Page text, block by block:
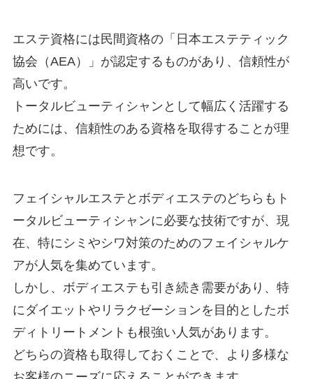
エステ資格には民間資格の「日本エステティック
協会（AEA）」が認定するものがあり、信頼性が
高いです。
トータルビューティシャンとして幅広く活躍する
ためには、信頼性のある資格を取得することが理
想です。
フェイシャルエステとボディエステのどちらもト
ータルビューティシャンに必要な技術ですが、現
在、特にシミやシワ対策のためのフェイシャルケ
アが人気を集めています。
しかし、ボディエステも引き続き需要があり、特
にダイエットやリラクゼーションを目的としたボ
ディトリートメントも根強い人気があります。
どちらの資格も取得しておくことで、より多様な